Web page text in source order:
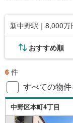
新中野駅｜8,000
おすすめ順
6 件
すべての物
中野区本町4丁目